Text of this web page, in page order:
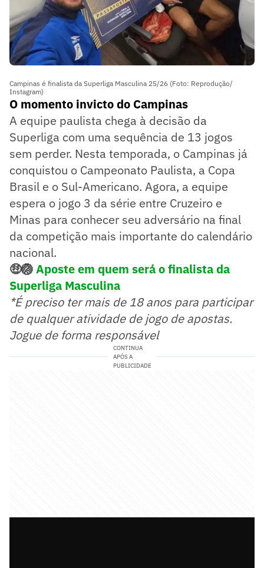
Campinas é finalista da Superliga Masculina 25/26 (Foto: Reprodução/
Instagram)
O momento invicto do Campinas
A equipe paulista chega à decisão da
Superliga com uma sequência de 13 jogos
sem perder. Nesta temporada, o Campinas já
conquistou o Campeonato Paulista, a Copa
Brasil e o Sul-Americano. Agora, a equipe
espera o jogo 3 da série entre Cruzeiro e
Minas para conhecer seu adversário na final
da competição mais importante do calendário
nacional.
🤑🏐Aposte em quem será o finalista da
Superliga Masculina
*É preciso ter mais de 18 anos para participar
de qualquer atividade de jogo de apostas.
Jogue de forma responsável
CONTINUA
APÓS A
PUBLICIDADE